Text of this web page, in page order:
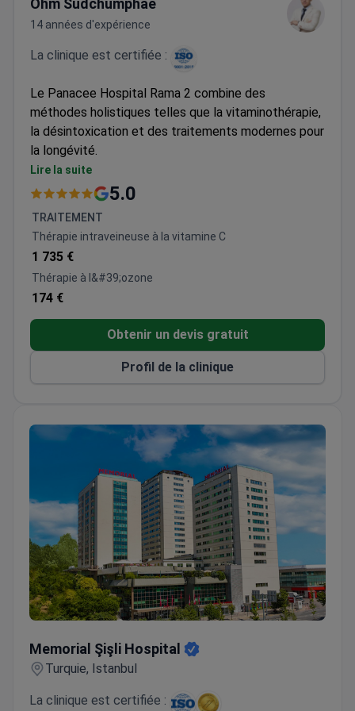
Ohm Sudchumphae
14 années d'expérience
La clinique est certifiée :
Le Panacee Hospital Rama 2 combine des
méthodes holistiques telles que la vitaminothérapie,
la désintoxication et des traitements modernes pour
la longévité.
Thérapies de rajeunissement cellulaire certifiées
GMP pour la santé cellulaire
Désintoxication spécialisée avec thérapie par
chélation et traitements du foie/côlon
Diagnostics avancés grâce à des tests
génétiques et des programmes de bilan de santé
complets
Programmes de lutte contre la pollution et
protocoles de protection cellulaire
Lire la suite
5.0
TRAITEMENT
Thérapie intraveineuse à la vitamine C
1 735 €
Thérapie à l&#39;ozone
174 €
Obtenir un devis gratuit
Profil de la clinique
Memorial Şişli Hospital
Turquie, Istanbul
La clinique est certifiée :